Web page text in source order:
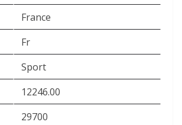
France
Fr
Sport
12246.00
29700